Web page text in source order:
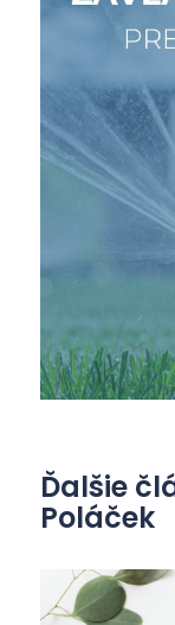
Ďalšie
Poláček